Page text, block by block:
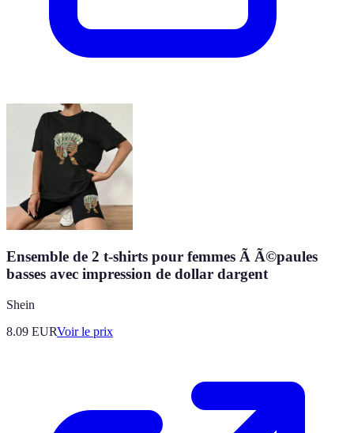
Ensemble de 2 t-shirts pour femmes Ã Ã©paules
basses avec impression de dollar dargent
Shein
8.09 EURVoir le prix